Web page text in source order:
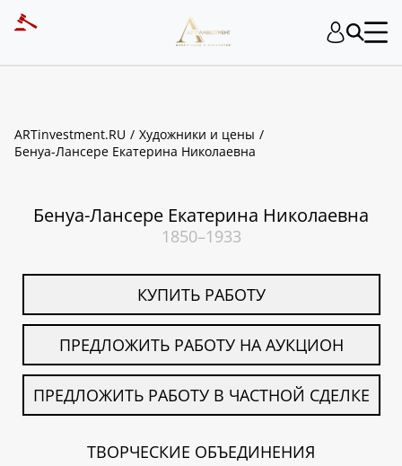
ARTinvestment.RU
Художники и цены
Бенуа-Лансере Екатерина Николаевна
Бенуа-Лансере Екатерина Николаевна
1850–1933
КУПИТЬ РАБОТУ
ПРЕДЛОЖИТЬ РАБОТУ НА АУКЦИОН
ПРЕДЛОЖИТЬ РАБОТУ В ЧАСТНОЙ СДЕЛКЕ
ТВОРЧЕСКИЕ ОБЪЕДИНЕНИЯ